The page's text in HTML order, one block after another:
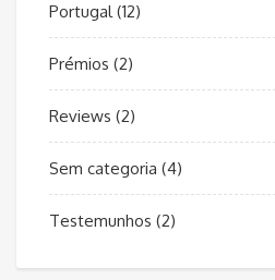
Portugal(12)
Prémios (2)
Reviews (2)
Sem categoria (4)
Testemunhos (2)